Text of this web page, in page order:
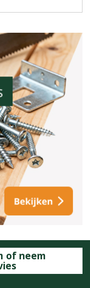
of neem